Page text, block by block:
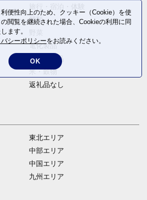
麺類
電化製品
卵・乳製品
米・穀物
返礼品なし
東北エリア
中部エリア
中国エリア
九州エリア
便性向上のため、クッキー（Cookie）を使
閲覧を継続された場合、Cookieの利用に同
ます。
シーポリシーをお読みください。
OK